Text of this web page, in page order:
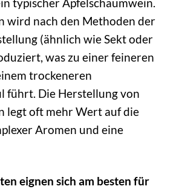
typischer Apfelschaumwein.
wird nach den Methoden der
(ähnlich wie Sekt oder
was zu einer feineren
trockeneren
führt. Die Herstellung von
legt oft mehr Wert auf die
Aromen und eine
eignen sich am besten für